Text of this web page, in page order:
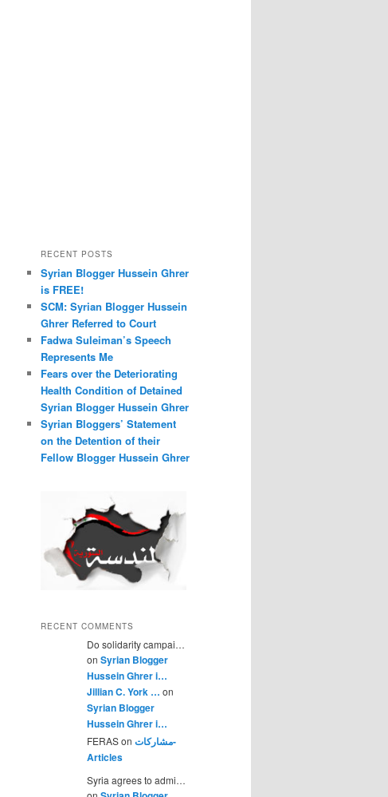
RECENT POSTS
Syrian Blogger Hussein Ghrer
is FREE!
SCM: Syrian Blogger Hussein
Ghrer Referred to Court
Fadwa Suleiman’s Speech
Represents Me
Fears over the Deteriorating
Health Condition of Detained
Syrian Blogger Hussein Ghrer
Syrian Bloggers’ Statement
on the Detention of their
Fellow Blogger Hussein Ghrer
RECENT COMMENTS
Do solidarity campai…
on Syrian Blogger
Hussein Ghrer i…
Jillian C. York … on
Syrian Blogger
Hussein Ghrer i…
FERAS on مشاركات-
Articles
Syria agrees to admi…